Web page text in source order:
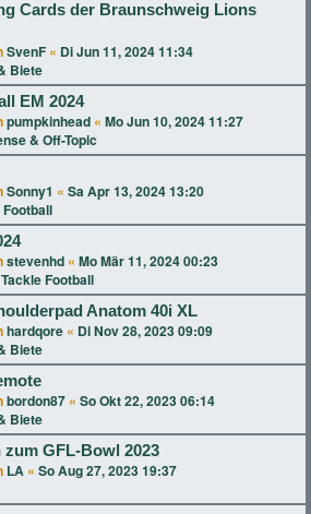
Cards der Braunschweig Lions
SvenF « Di Jun 11, 2024 11:34
Biete
EM 2024
pumpkinhead « Mo Jun 10, 2024 11:27
& Off-Topic
Sonny1 « Sa Apr 13, 2024 13:20
stevenhd « Mo Mär 11, 2024 00:23
Football
Anatom 40i XL
hardqore « Di Nov 28, 2023 09:09
Biete
bordon87 « So Okt 22, 2023 06:14
Biete
zum GFL-Bowl 2023
LA « So Aug 27, 2023 19:37